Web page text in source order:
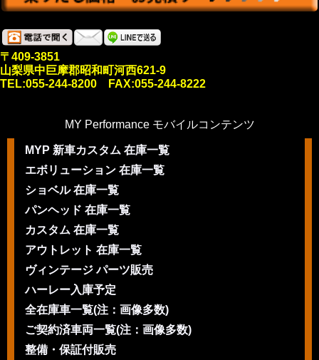
〒409-3851
山梨県中巨摩郡昭和町河西621-9
TEL:055-244-8200 FAX:055-244-8222
MY Performance モバイルコンテンツ
MYP 新車カスタム 在庫一覧
エボリューション 在庫一覧
ショベル 在庫一覧
パンヘッド 在庫一覧
カスタム 在庫一覧
アウトレット 在庫一覧
ヴィンテージ パーツ販売
ハーレー入庫予定
全在庫車一覧(注：画像多数)
ご契約済車両一覧(注：画像多数)
整備・保証付販売